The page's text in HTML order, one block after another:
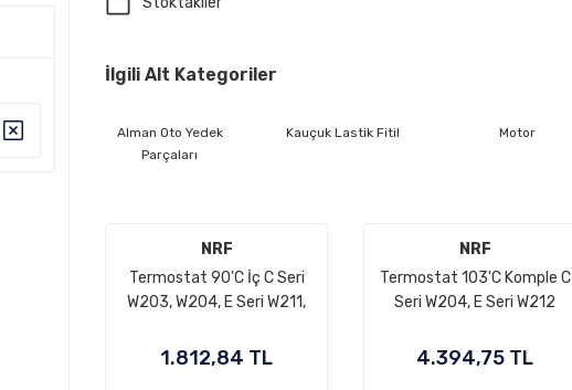
İlgili Alt Kategoriler
Alman Oto Yedek
Parçaları
Kauçuk Lastik Fitil Motor
NRF
Termostat 90'C İç C Seri
W203, W204, E Seri W211,
A2712030575,
1.812,84 TL
NRF
Termostat 103'C Komple C
Seri W204, E Seri W212
A2712000315,
4.394,75 TL